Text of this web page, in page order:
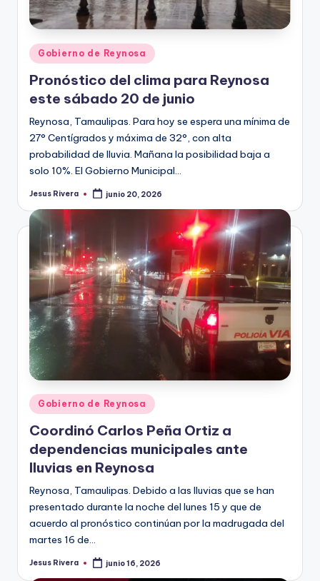
Publicado
en
Gobierno de Reynosa
Pronóstico del clima para Reynosa
este sábado 20 de junio
Reynosa, Tamaulipas. Para hoy se espera una mínima de
27° Centígrados y máxima de 32°, con alta
probabilidad de lluvia. Mañana la posibilidad baja a
solo 10%. El Gobierno Municipal…
Publicado
Jesus Rivera junio 20, 2026
Publicado
en
Gobierno de Reynosa
Coordinó Carlos Peña Ortiz a
dependencias municipales ante
lluvias en Reynosa
Reynosa, Tamaulipas. Debido a las lluvias que se han
presentado durante la noche del lunes 15 y que de
acuerdo al pronóstico continúan por la madrugada del
martes 16 de…
Publicado
Jesus Rivera junio 16, 2026